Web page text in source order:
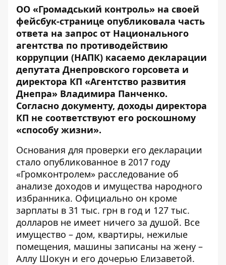
ОО «Громадський контроль» на своей
фейсбук-странице опубликовала часть
ответа на запрос от Национального
агентства по противодействию
коррупции (НАПК) касаемо декларации
депутата Днепровского горсовета и
директора КП «Агентство развития
Днепра» Владимира Панченко.
Согласно документу, доходы директора
КП не соответствуют его роскошному
«способу жизни».
Основания для проверки его декларации
стало опубликованное в 2017 году
«Громконтролем» расследование об
анализе доходов и имущества народного
избранника. Официально он кроме
зарплаты в 31 тыс. грн в год и 127 тыс.
долларов не имеет ничего за душой. Все
имущество – дом, квартиры, нежилые
помещения, машины записаны на жену –
Аллу Шокун и его дочерью Елизаветой.